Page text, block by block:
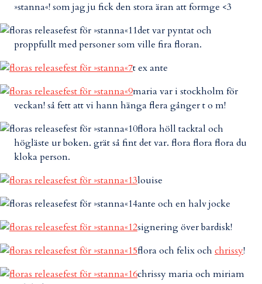
»stanna«! som jag ju fick den stora äran att formge <3
det var pyntat och
proppfullt med personer som ville fira floran.
t ex ante
maria var i stockholm för
veckan! så fett att vi hann hänga flera gånger t o m!
flora höll tacktal och
högläste ur boken. grät så fint det var. flora flora flora du
kloka person.
louise
ante och en halv jocke
signering över bardisk!
flora och felix och chrissy!
chrissy maria och miriam